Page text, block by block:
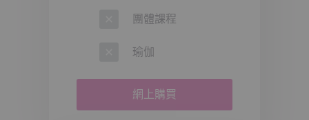
Flexible Experience Passes:
Swim Day Pass x10
Gym Day Pass x10
Seize the opportunity to achieve your fitness
goals with your friends today! Take your time this
團體課程
瑜伽
網上購買